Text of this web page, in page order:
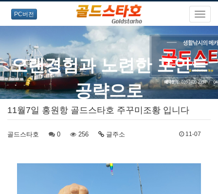
PC버전
오랜경험과 노련한 포인트
공략으로
즐거운 출조를 약속드립니다!
11월7일 홍원항 골드스타호 주꾸미조황 입니다
골드스타호 0 256 글주소 11-07